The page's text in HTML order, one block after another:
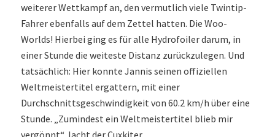
weiterer Wettkampf an, den vermutlich viele Twintip-
Fahrer ebenfalls auf dem Zettel hatten. Die Woo-
Worlds! Hierbei ging es für alle Hydrofoiler darum, in
einer Stunde die weiteste Distanz zurückzulegen. Und
tatsächlich: Hier konnte Jannis seinen offiziellen
Weltmeistertitel ergattern, mit einer
Durchschnittsgeschwindigkeit von 60.2 km/h über eine
Stunde. „Zumindest ein Weltmeistertitel blieb mir
vergönnt“, lacht der Cuxkiter.